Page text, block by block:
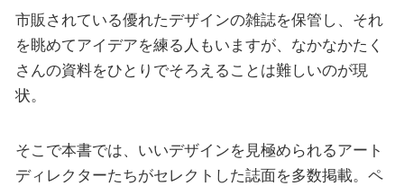
市販されている優れたデザインの雑誌を保管し、それ
を眺めてアイデアを練る人もいますが、なかなかたく
さんの資料をひとりでそろえることは難しいのが現
状。
そこで本書では、いいデザインを見極められるアート
ディレクターたちがセレクトした誌面を多数掲載。ペ